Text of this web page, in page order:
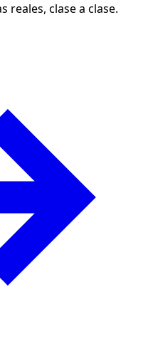
reales, clase a clase.